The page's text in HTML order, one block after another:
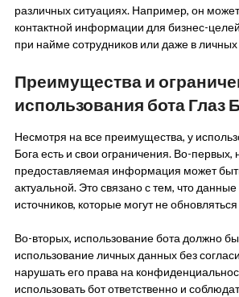
различных ситуациях. Например, он
контактной информации для бизнес-
при найме сотрудников или даже в
Преимущества и
использования бота Глаз
Несмотря на все преимущества, у
Бога есть и свои ограничения. Во-первых,
предоставляемая информация может
актуальной. Это связано с тем, что
источников, которые могут не
Во-вторых, использование бота должно
использование личных данных без
нарушать его права на
использовать бот ответственно и